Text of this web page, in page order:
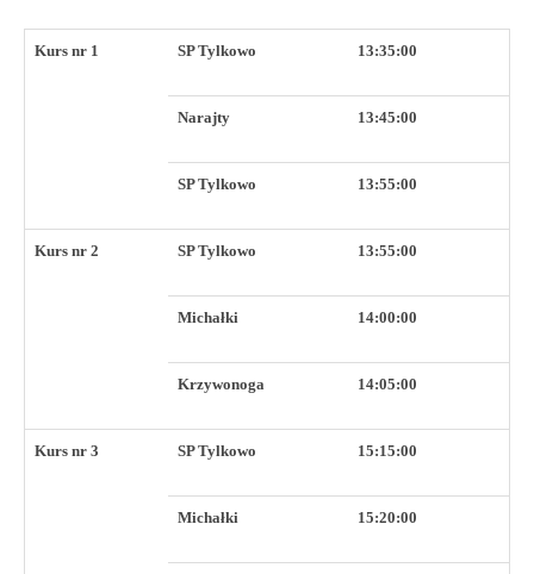
Kurs nr 1 SP Tylkowo 13:35:00
Narajty 13:45:00
SP Tylkowo 13:55:00
Kurs nr 2 SP Tylkowo 13:55:00
Michałki 14:00:00
Krzywonoga 14:05:00
Kurs nr 3 SP Tylkowo 15:15:00
Michałki 15:20:00